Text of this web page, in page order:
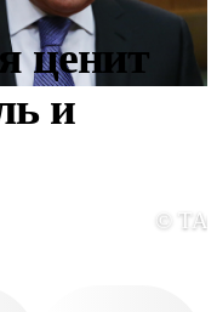
ценит
и
©